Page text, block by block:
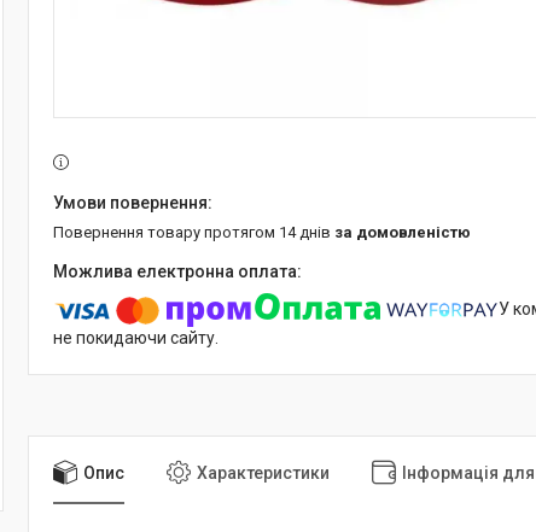
повернення товару протягом 14 днів за домовленістю
У
не покидаючи сайту.
Опис Характеристики Інформація